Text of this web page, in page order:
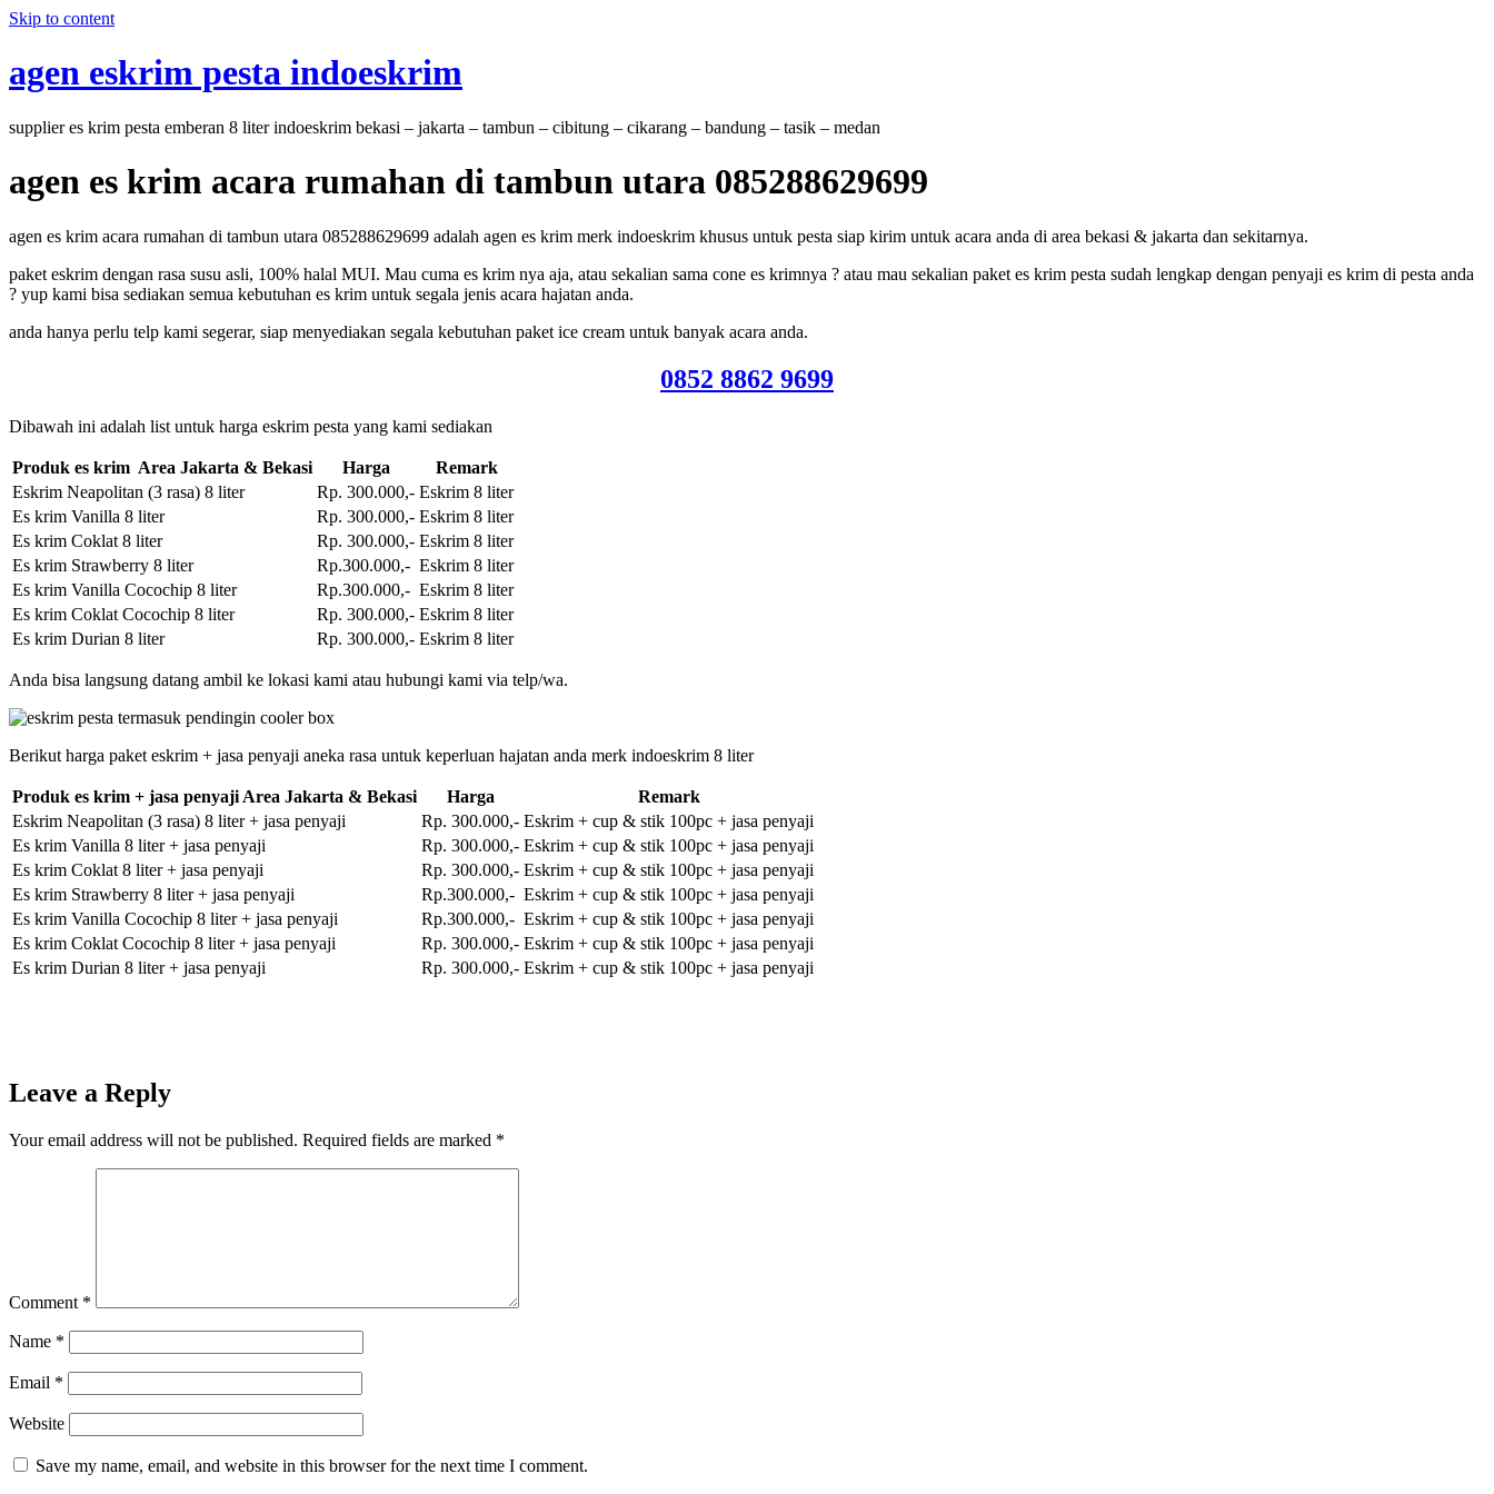
Skip to content
agen eskrim pesta indoeskrim
supplier es krim pesta emberan 8 liter indoeskrim bekasi – jakarta – tambun – cibitung – cikarang – bandung – tasik – medan
agen es krim acara rumahan di tambun utara 085288629699
agen es krim acara rumahan di tambun utara 085288629699 adalah agen es krim merk indoeskrim khusus untuk pesta siap kirim untuk acara anda di area bekasi & jakarta dan sekitarnya.
paket eskrim dengan rasa susu asli, 100% halal MUI. Mau cuma es krim nya aja, atau sekalian sama cone es krimnya ? atau mau sekalian paket es krim pesta sudah lengkap dengan penyaji es krim di pesta anda
? yup kami bisa sediakan semua kebutuhan es krim untuk segala jenis acara hajatan anda.
anda hanya perlu telp kami segerar, siap menyediakan segala kebutuhan paket ice cream untuk banyak acara anda.
0852 8862 9699
Dibawah ini adalah list untuk harga eskrim pesta yang kami sediakan
Produk es krim Area Jakarta & Bekasi Harga
Remark
Eskrim Neapolitan (3 rasa) 8 liter
Rp. 300.000,- Eskrim 8 liter
Es krim Vanilla 8 liter
Rp. 300.000,- Eskrim 8 liter
Es krim Coklat 8 liter
Rp. 300.000,- Eskrim 8 liter
Es krim Strawberry 8 liter
Rp.300.000,- Eskrim 8 liter
Es krim Vanilla Cocochip 8 liter
Rp.300.000,- Eskrim 8 liter
Es krim Coklat Cocochip 8 liter
Rp. 300.000,- Eskrim 8 liter
Es krim Durian 8 liter
Rp. 300.000,- Eskrim 8 liter
Anda bisa langsung datang ambil ke lokasi kami atau hubungi kami via telp/wa.
Berikut harga paket eskrim + jasa penyaji aneka rasa untuk keperluan hajatan anda merk indoeskrim 8 liter
Produk es krim + jasa penyaji Area Jakarta & Bekasi Harga
Remark
Eskrim Neapolitan (3 rasa) 8 liter + jasa penyaji
Rp. 300.000,- Eskrim + cup & stik 100pc + jasa penyaji
Es krim Vanilla 8 liter + jasa penyaji
Rp. 300.000,- Eskrim + cup & stik 100pc + jasa penyaji
Es krim Coklat 8 liter + jasa penyaji
Rp. 300.000,- Eskrim + cup & stik 100pc + jasa penyaji
Es krim Strawberry 8 liter + jasa penyaji
Rp.300.000,- Eskrim + cup & stik 100pc + jasa penyaji
Es krim Vanilla Cocochip 8 liter + jasa penyaji
Rp.300.000,- Eskrim + cup & stik 100pc + jasa penyaji
Es krim Coklat Cocochip 8 liter + jasa penyaji
Rp. 300.000,- Eskrim + cup & stik 100pc + jasa penyaji
Es krim Durian 8 liter + jasa penyaji
Rp. 300.000,- Eskrim + cup & stik 100pc + jasa penyaji
Leave a Reply
Your email address will not be published. Required fields are marked *
Comment *
Name *
Email *
Website
Save my name, email, and website in this browser for the next time I comment.